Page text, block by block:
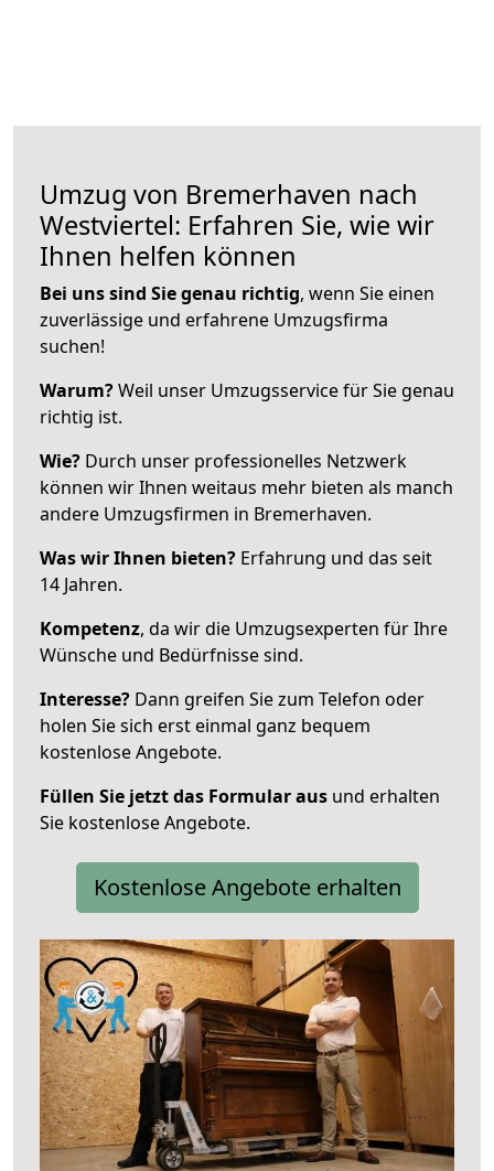
Umzug von Bremerhaven nach
Westviertel: Erfahren Sie, wie wir
Ihnen helfen können
Bei uns sind Sie genau richtig, wenn Sie einen
zuverlässige und erfahrene Umzugsfirma
suchen!
Warum?Weil unser Umzugsservice für Sie genau
richtig ist.
Wie? Durch unser professionelles Netzwerk
können wir Ihnen weitaus mehr bieten als manch
andere Umzugsfirmen in Bremerhaven.
Was wir Ihnen bieten? Erfahrung und das seit
14 Jahren.
Kompetenz, da wir die Umzugsexperten für Ihre
Wünsche und Bedürfnisse sind.
Interesse? Dann greifen Sie zum Telefon oder
holen Sie sich erst einmal ganz bequem
kostenlose Angebote.
Füllen Sie jetzt das Formular aus und erhalten
Sie kostenlose Angebote.
Kostenlose Angebote erhalten